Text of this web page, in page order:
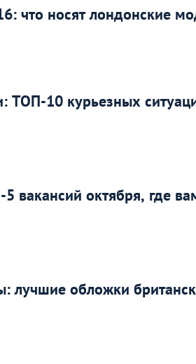
что носят лондонские
ТОП-10 курьезных
вакансий октября, где
обложки